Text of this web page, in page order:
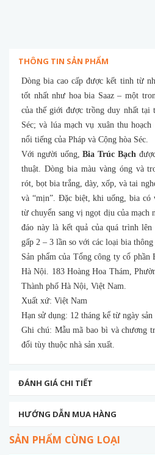
THÔNG TIN SẢN PHẨM
Dòng bia cao cấp được kết tinh từ
tốt nhất như hoa bia Saaz – một
của thế giới được trồng duy nhất tại
Séc; và lúa mạch vụ xuân thu
nổi tiếng của Pháp và Cộng hòa Séc.
Với người uống,Bia Trúc Bạch
thuật. Dòng bia màu vàng óng và
rót, bọt bia trắng, dày, xốp, và tai
và “mịn”. Đặc biệt, khi uống, bia có
từ chuyển sang vị ngọt dịu của mạch
đáo này là kết quả của quá trình
gấp 2 – 3 lần so với các loại bia
Sản phẩm của Tổng công ty cổ
Hà Nội. 183 Hoàng Hoa Thám,
Thành phố Hà Nội, Việt Nam.
Xuất xứ: Việt Nam
Hạn sử dụng: 12 tháng kể từ ngày sản
Ghi chú: Mẫu mã bao bì và chương
đổi tùy thuộc nhà sản xuất.
ĐÁNH GIÁ CHI TIẾT
HƯỚNG DẪN MUA HÀNG
SẢN PHẨM CÙNG LOẠI